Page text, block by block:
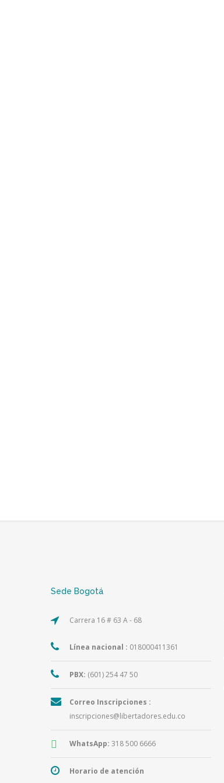
Sede Bogotá
Carrera 16 # 63 A - 68
Línea nacional : 018000411361
PBX: (601) 254 47 50
Correo Inscripciones :
inscripciones@libertadores.edu.co
WhatsApp: 318 500 6666
Horario de atención